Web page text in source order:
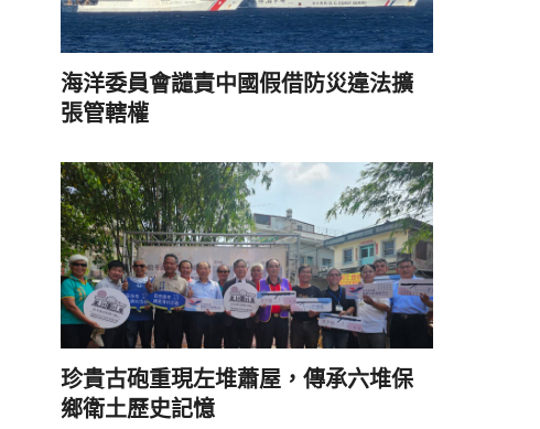
海洋委員會譴責中國假借防災違法擴
張管轄權
珍貴古砲重現左堆蕭屋，傳承六堆保
鄉衛土歷史記憶